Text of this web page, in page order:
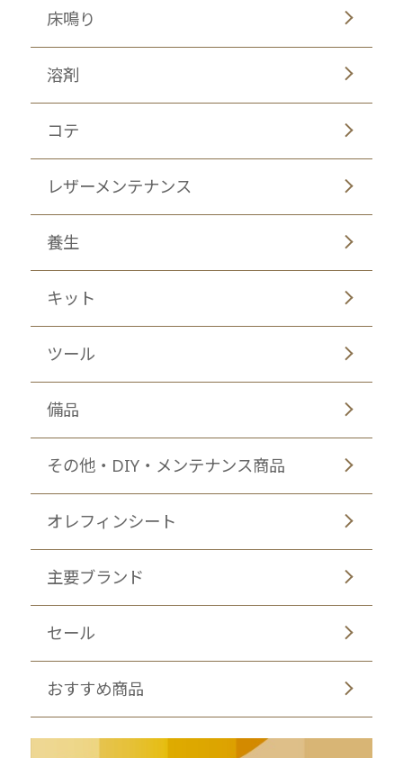
床鳴り
溶剤
コテ
レザーメンテナンス
養生
キット
ツール
備品
その他・DIY・メンテナンス商品
オレフィンシート
主要ブランド
セール
おすすめ商品